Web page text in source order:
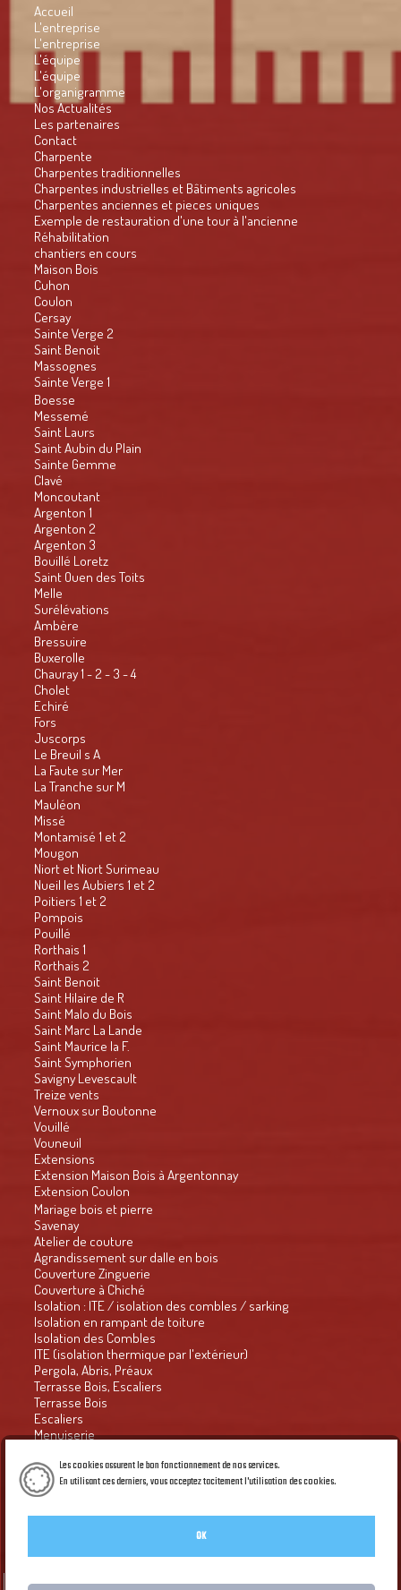
Les cookies assurent le bon fonctionnement de nos services.
En utilisant ces derniers, vous acceptez tacitement l'utilisation des cookies.
OK
Accueil
L'entreprise
L'entreprise
L'équipe
L'équipe
L'organigramme
Nos Actualités
Les partenaires
Contact
Charpente
Charpentes traditionnelles
Charpentes industrielles et Bâtiments agricoles
Charpentes anciennes et pieces uniques
Exemple de restauration d'une tour à l'ancienne
Réhabilitation
chantiers en cours
Maison Bois
Cuhon
Coulon
Cersay
Sainte Verge 2
Saint Benoit
Massognes
Sainte Verge 1
Boesse
Messemé
Saint Laurs
Saint Aubin du Plain
Sainte Gemme
Clavé
Moncoutant
Argenton 1
Argenton 2
Argenton 3
Bouillé Loretz
Saint Ouen des Toits
Melle
Surélévations
Ambère
Bressuire
Buxerolle
Chauray 1 - 2 - 3 - 4
Cholet
Echiré
Fors
Juscorps
Le Breuil s A
La Faute sur Mer
La Tranche sur M
Mauléon
Missé
Montamisé 1 et 2
Mougon
Niort et Niort Surimeau
Nueil les Aubiers 1 et 2
Poitiers 1 et 2
Pompois
Pouillé
Rorthais 1
Rorthais 2
Saint Benoit
Saint Hilaire de R
Saint Malo du Bois
Saint Marc La Lande
Saint Maurice la F.
Saint Symphorien
Savigny Levescault
Treize vents
Vernoux sur Boutonne
Vouillé
Vouneuil
Extensions
Extension Maison Bois à Argentonnay
Extension Coulon
Mariage bois et pierre
Savenay
Atelier de couture
Agrandissement sur dalle en bois
Couverture Zinguerie
Couverture à Chiché
Isolation : ITE / isolation des combles / sarking
Isolation en rampant de toiture
Isolation des Combles
ITE (isolation thermique par l'extérieur)
Pergola, Abris, Préaux
Terrasse Bois, Escaliers
Terrasse Bois
Escaliers
Menuiserie
Habitat groupé - Habitat naturel n° 63
Le Petit Economiste
Courrier de l'ouest 2016
CO du 17.12.16 : le retour de la croix et du coq
Création Créaprime